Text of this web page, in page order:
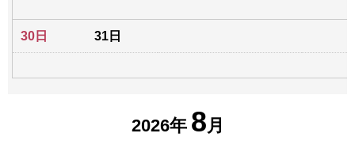
30日 31日
2026年 8月